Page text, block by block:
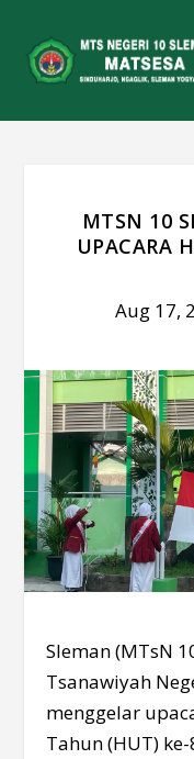
MTSN 10
UPACARA
Aug 17,
Sleman (MTsN
Tsanawiyah
menggelar
Tahun (HUT)